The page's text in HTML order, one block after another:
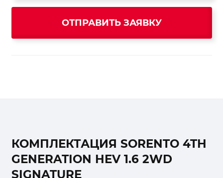
ОТПРАВИТЬ ЗАЯВКУ
КОМПЛЕКТАЦИЯ SORENTO 4TH
GENERATION HEV 1.6 2WD
SIGNATURE